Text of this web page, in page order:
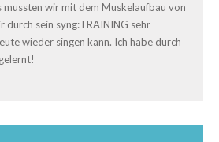
mussten wir mit dem Muskelaufbau von
durch sein syng:TRAINING sehr
wieder singen kann. Ich habe durch